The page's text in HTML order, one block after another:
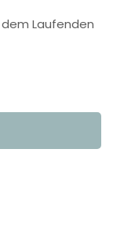
Laufenden